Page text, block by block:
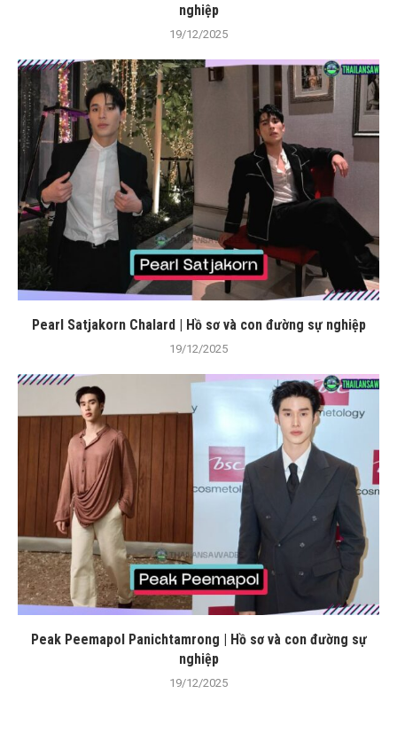
nghiệp
19/12/2025
Pearl Satjakorn Chalard | Hồ sơ và con đường sự nghiệp
19/12/2025
Peak Peemapol Panichtamrong | Hồ sơ và con đường sự
nghiệp
19/12/2025